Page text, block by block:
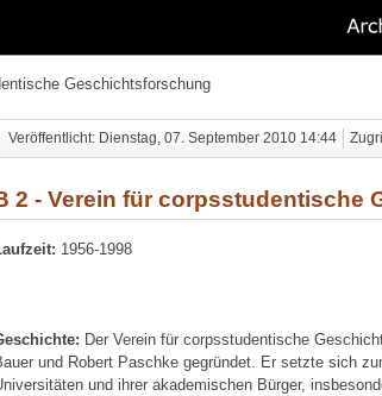
Geschichtsforschung
Veröffentlicht: Dienstag, 07. September 2010 14:44
2 - Verein für corpsstudentische
1956-1998
Der Verein für corpsstudentische
und Robert Paschke gegründet. Er setzte sich
und ihrer akademischen Bürger,